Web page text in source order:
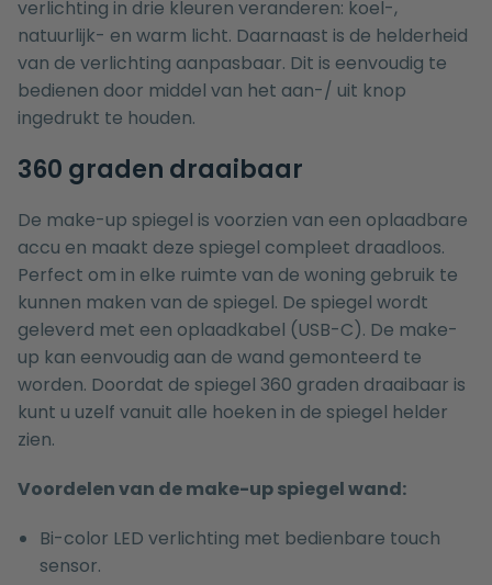
verlichting in drie kleuren veranderen: koel-,
natuurlijk- en warm licht. Daarnaast is de helderheid
van de verlichting aanpasbaar. Dit is eenvoudig te
bedienen door middel van het aan-/ uit knop
ingedrukt te houden.
360 graden draaibaar
De make-up spiegel is voorzien van een oplaadbare
accu en maakt deze spiegel compleet draadloos.
Perfect om in elke ruimte van de woning gebruik te
kunnen maken van de spiegel. De spiegel wordt
geleverd met een oplaadkabel (USB-C). De make-
up kan eenvoudig aan de wand gemonteerd te
worden. Doordat de spiegel 360 graden draaibaar is
kunt u uzelf vanuit alle hoeken in de spiegel helder
zien.
Voordelen van de make-up spiegel wand:
Bi-color LED verlichting met bedienbare touch
sensor.